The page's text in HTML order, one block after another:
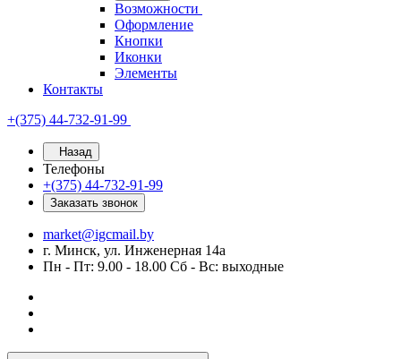
Возможности
Оформление
Кнопки
Иконки
Элементы
Контакты
+(375) 44-732-91-99
Назад
Телефоны
+(375) 44-732-91-99
Заказать звонок
market@igcmail.by
г. Минск, ул. Инженерная 14а
Пн - Пт: 9.00 - 18.00 Сб - Вс: выходные